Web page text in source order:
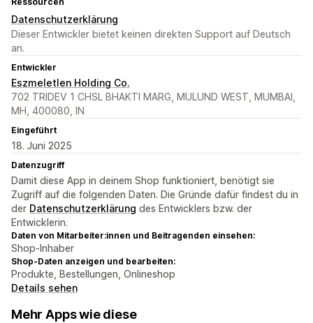
Datenschutzerklärung
Dieser Entwickler bietet keinen direkten Support auf Deutsch
an.
Entwickler
Eszmeletlen Holding Co.
702 TRIDEV 1 CHSL BHAKTI MARG, MULUND WEST, MUMBAI,
MH, 400080, IN
Eingeführt
18. Juni 2025
Datenzugriff
Damit diese App in deinem Shop funktioniert, benötigt sie
Zugriff auf die folgenden Daten. Die Gründe dafür findest du in
der Datenschutzerklärung des Entwicklers bzw. der
Entwicklerin.
Daten von Mitarbeiter:innen und Beitragenden einsehen:
Shop-Inhaber
Shop-Daten anzeigen und bearbeiten:
Produkte, Bestellungen, Onlineshop
Details sehen
Mehr Apps wie diese